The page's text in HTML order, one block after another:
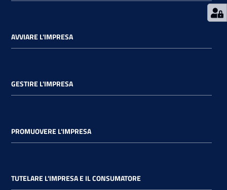
AVVIARE L'IMPRESA
GESTIRE L'IMPRESA
PROMUOVERE L'IMPRESA
TUTELARE L'IMPRESA E IL CONSUMATORE